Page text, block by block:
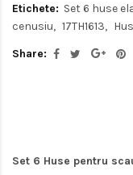
Etichete: Set 6 huse
cenusiu
17TH1613
Share:
Set 6 Huse pentru